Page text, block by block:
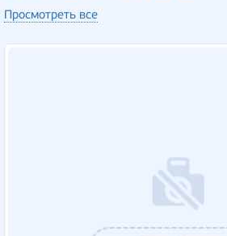
Просмотреть все